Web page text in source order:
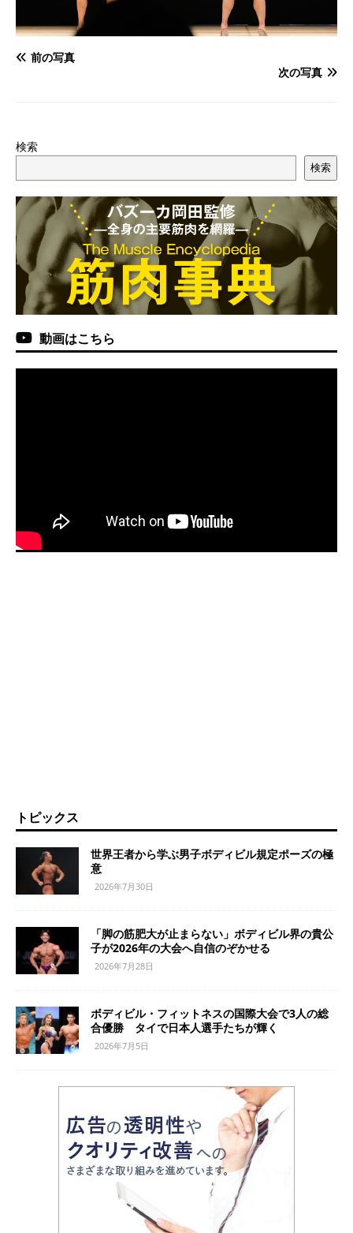
前の写真
次の写真
検索
検索
動画はこちら
トピックス
世界王者から学ぶ男子ボディビル規定ポーズの極
意
2026年7月30日
「脚の筋肥大が止まらない」ボディビル界の貴公
子が2026年の大会へ自信のぞかせる
2026年7月28日
ボディビル・フィットネスの国際大会で3人の総
合優勝 タイで日本人選手たちが輝く
2026年7月5日